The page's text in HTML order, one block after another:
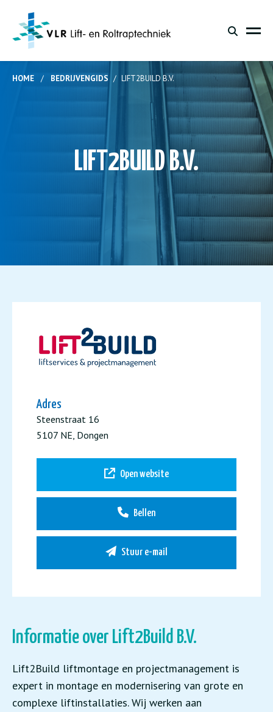
HOME / BEDRIJVENGIDS / LIFT2BUILD B.V.
LIFT2BUILD B.V.
Adres
Steenstraat 16
5107 NE, Dongen
Open website
Bellen
Stuur e-mail
Informatie over Lift2Build B.V.
Lift2Build liftmontage en projectmanagement is
expert in montage en modernisering van grote en
complexe liftinstallaties. Wij werken aan